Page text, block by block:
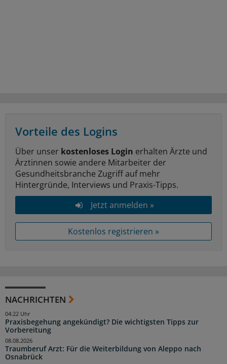
Vorteile des Logins
Über unser kostenloses Login erhalten Ärzte und
Ärztinnen sowie andere Mitarbeiter der
Gesundheitsbranche Zugriff auf mehr
Hintergründe, Interviews und Praxis-Tipps.
Jetzt anmelden »
Kostenlos registrieren »
NACHRICHTEN
Praxisbegehung angekündigt? Die wichtigsten Tipps zur
Vorbereitung
04:22 Uhr
Traumberuf Arzt: Für die Weiterbildung von Aleppo nach
Osnabrück
08.08.2026